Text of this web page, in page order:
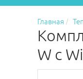
Главная
W с